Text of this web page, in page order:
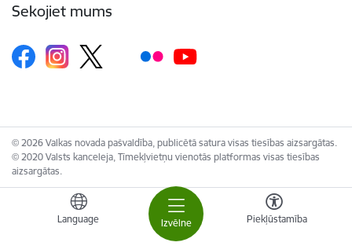
Izvēlne
Language Piekļūstamība
Sekojiet mums
© 2026 Valkas novada pašvaldība, publicētā satura visas tiesības aizsargātas.
© 2020 Valsts kanceleja, Tīmekļvietņu vienotās platformas visas tiesības
aizsargātas.